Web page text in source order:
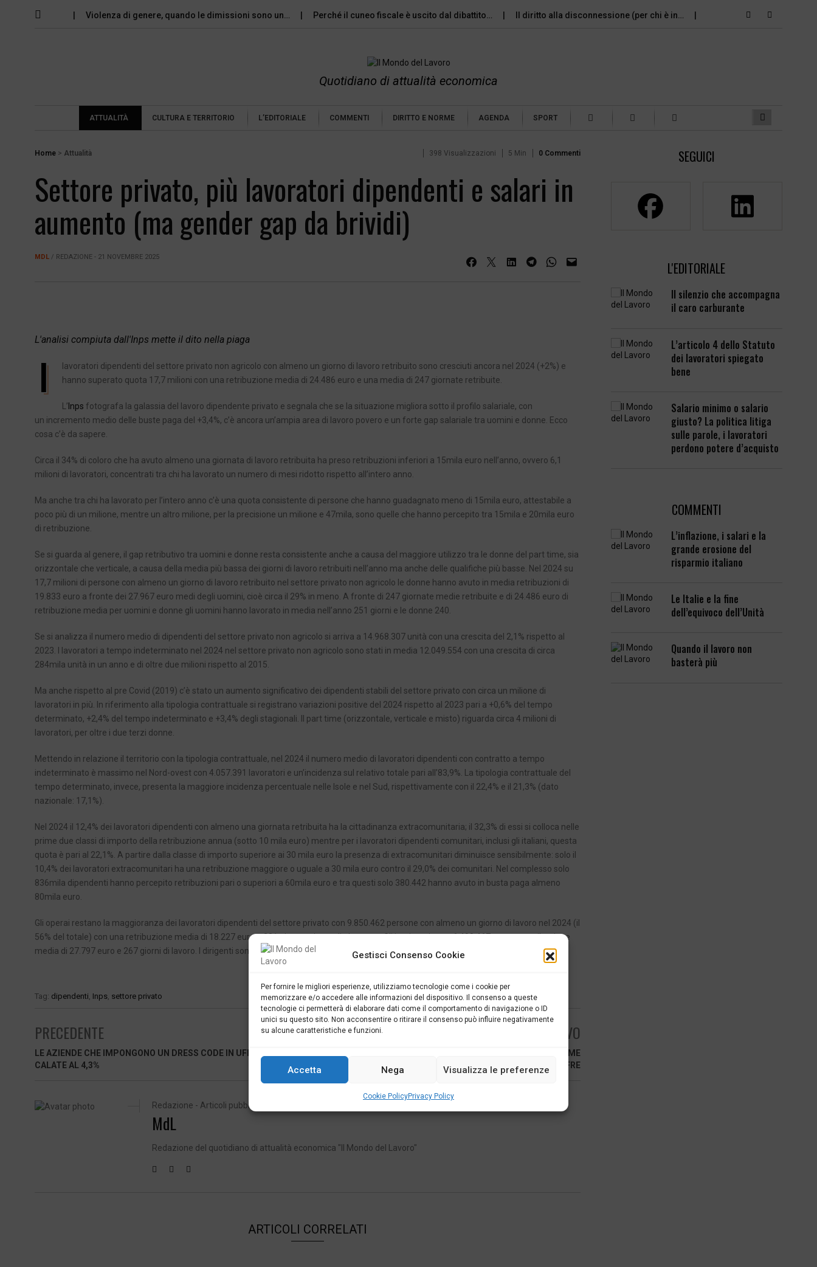
Gestisci Consenso Cookie
Per fornire le migliori esperienze, utilizziamo tecnologie come i cookie per
memorizzare e/o accedere alle informazioni del dispositivo. Il consenso a queste
tecnologie ci permetterà di elaborare dati come il comportamento di navigazione o ID
unici su questo sito. Non acconsentire o ritirare il consenso può influire negativamente
su alcune caratteristiche e funzioni.
Accetta Nega Visualizza le preferenze
Cookie PolicyPrivacy Policy
Violenza di genere, quando le dimissioni sono un… Perché il cuneo fiscale è uscito dal dibattito… Il diritto alla disconnessione (per chi è in… Al Sud c’è un grande divario
Quotidiano di attualità economica
ATTUALITÀ CULTURA E TERRITORIO L’EDITORIALE COMMENTI DIRITTO E NORME AGENDA SPORT
Home > Attualità 398 Visualizzazioni 5 Min 0 Commenti
Settore privato, più lavoratori dipendenti e salari in
aumento (ma gender gap da brividi)
MDL / REDAZIONE - 21 NOVEMBRE 2025
L'analisi compiuta dall'Inps mette il dito nella piaga
I
lavoratori dipendenti del settore privato non agricolo con almeno un giorno di lavoro retribuito sono cresciuti ancora nel 2024 (+2%) e
hanno superato quota 17,7 milioni con una retribuzione media di 24.486 euro e una media di 247 giornate retribuite.
L’ Inps fotografa la galassia del lavoro dipendente privato e segnala che se la situazione migliora sotto il profilo salariale, con
un incremento medio delle buste paga del +3,4%, c’è ancora un’ampia area di lavoro povero e un forte gap salariale tra uomini e donne. Ecco
cosa c’è da sapere.
Circa il 34% di coloro che ha avuto almeno una giornata di lavoro retribuita ha preso retribuzioni inferiori a 15mila euro nell’anno, ovvero 6,1
milioni di lavoratori, concentrati tra chi ha lavorato un numero di mesi ridotto rispetto all’intero anno.
Ma anche tra chi ha lavorato per l’intero anno c’è una quota consistente di persone che hanno guadagnato meno di 15mila euro, attestabile a
poco più di un milione, mentre un altro milione, per la precisione un milione e 47mila, sono quelle che hanno percepito tra 15mila e 20mila euro
di retribuzione.
Se si guarda al genere, il gap retributivo tra uomini e donne resta consistente anche a causa del maggiore utilizzo tra le donne del part time, sia
orizzontale che verticale, a causa della media più bassa dei giorni di lavoro retribuiti nell’anno ma anche delle qualifiche più basse. Nel 2024 su
17,7 milioni di persone con almeno un giorno di lavoro retribuito nel settore privato non agricolo le donne hanno avuto in media retribuzioni di
19.833 euro a fronte dei 27.967 euro medi degli uomini, cioè circa il 29% in meno. A fronte di 247 giornate medie retribuite e di 24.486 euro di
retribuzione media per uomini e donne gli uomini hanno lavorato in media nell’anno 251 giorni e le donne 240.
Se si analizza il numero medio di dipendenti del settore privato non agricolo si arriva a 14.968.307 unità con una crescita del 2,1% rispetto al
2023. I lavoratori a tempo indeterminato nel 2024 nel settore privato non agricolo sono stati in media 12.049.554 con una crescita di circa
284mila unità in un anno e di oltre due milioni rispetto al 2015.
Ma anche rispetto al pre Covid (2019) c’è stato un aumento significativo dei dipendenti stabili del settore privato con circa un milione di
lavoratori in più. In riferimento alla tipologia contrattuale si registrano variazioni positive del 2024 rispetto al 2023 pari a +0,6% del tempo
determinato, +2,4% del tempo indeterminato e +3,4% degli stagionali. Il part time (orizzontale, verticale e misto) riguarda circa 4 milioni di
lavoratori, per oltre i due terzi donne.
Mettendo in relazione il territorio con la tipologia contrattuale, nel 2024 il numero medio di lavoratori dipendenti con contratto a tempo
indeterminato è massimo nel Nord-ovest con 4.057.391 lavoratori e un’incidenza sul relativo totale pari all’83,9%. La tipologia contrattuale del
tempo determinato, invece, presenta la maggiore incidenza percentuale nelle Isole e nel Sud, rispettivamente con il 22,4% e il 21,3% (dato
nazionale: 17,1%).
Nel 2024 il 12,4% dei lavoratori dipendenti con almeno una giornata retribuita ha la cittadinanza extracomunitaria; il 32,3% di essi si colloca nelle
prime due classi di importo della retribuzione annua (sotto 10 mila euro) mentre per i lavoratori dipendenti comunitari, inclusi gli italiani, questa
quota è pari al 22,1%. A partire dalla classe di importo superiore ai 30 mila euro la presenza di extracomunitari diminuisce sensibilmente: solo il
10,4% dei lavoratori extracomunitari ha una retribuzione maggiore o uguale a 30 mila euro contro il 29,0% dei comunitari. Nel complesso solo
836mila dipendenti hanno percepito retribuzioni pari o superiori a 60mila euro e tra questi solo 380.442 hanno avuto in busta paga almeno
80mila euro.
Gli operai restano la maggioranza dei lavoratori dipendenti del settore privato con 9.850.462 persone con almeno un giorno di lavoro nel 2024 (il
56% del totale) con una retribuzione media di 18.227 euro e 231 giornate in media lavorate. Gli impiegati sono 6.490.467 per una retribuzione
media di 27.797 euro e 267 giorni di lavoro. I dirigenti sono 141.718 per una retribuzione media di 163.643 euro e 297 giorni di lavoro.
Tag: dipendenti, Inps, settore privato
PRECEDENTE
LE AZIENDE CHE IMPONGONO UN DRESS CODE IN UFFICIO SONO
CALATE AL 4,3%
SUCCESSIVO
LA SVIZZERA CERCA 85 MILA LAVORATORI: ECCO COME
CANDIDARSI E GLI STIPENDI CHE OFFRE
Redazione - Articoli pubblicati: 1
MdL
Redazione del quotidiano di attualità economica "Il Mondo del Lavoro"
ARTICOLI CORRELATI
SEGUICI
L'EDITORIALE
Il silenzio che accompagna
il caro carburante
L’articolo 4 dello Statuto
dei lavoratori spiegato
bene
Salario minimo o salario
giusto? La politica litiga
sulle parole, i lavoratori
perdono potere d’acquisto
COMMENTI
L’inflazione, i salari e la
grande erosione del
risparmio italiano
Le Italie e la fine
dell’equivoco dell’Unità
Quando il lavoro non
basterà più